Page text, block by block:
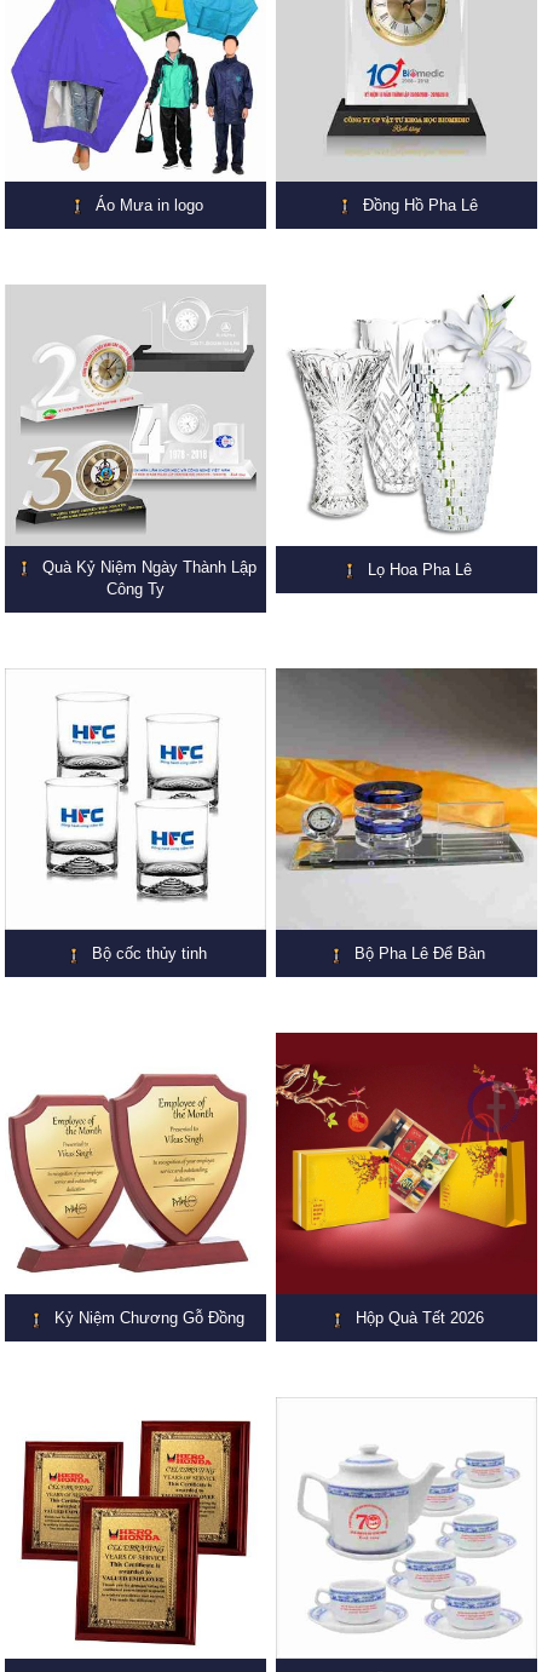
Áo Mưa in logo Đồng Hồ Pha Lê
Quà Kỷ Niệm Ngày Thành Lập
Công Ty
Lọ Hoa Pha Lê
Bộ cốc thủy tinh Bộ Pha Lê Để Bàn
Kỷ Niệm Chương Gỗ Đồng Hộp Quà Tết 2026